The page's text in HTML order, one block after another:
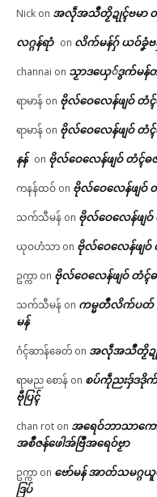
Nick on အလဵုအသဳတၟိဍုၚ်ဗမာ တိုန်
လဂ္ဂန်ရာံ on လိက်မန်ဂှ် ယဝ်ခၞံဗ
channai on သၟာဒယှေ်ဒွက်မန်
ရာမာန် on ဗိုလ်ဝေလေန်ဖျဝ် တံ
ရာမာန် on ဗိုလ်ဝေလေန်ဖျဝ် တံ
နန် on ဗိုလ်ဝေလေန်ဖျဝ် တံၚ်
ကနန်ထဝ် on ဗိုလ်ဝေလေန်ဖျ
သက်သီမန် on ဗိုလ်ဝေလေန်ဖျ
ယုဝဟံသာ on ဗိုလ်ဝေလေန်ဖျ
ဥက္ကာ on ဗိုလ်ဝေလေန်ဖျဝ် တံ
သက်သီမန် on ကမ္မတဳလိက်ပတ်
မန်
ဂံၚ်ဆာန်ခေတ် on အလဵုအသဳတၟိဍုၚ်ဗ
ရာမည စောန် on စပ်ကဵုညးဒှ်ဒဒို
ဗီုပြၚ်
chan rot on အရေဝ်ဘာသာက
အစဳဇန်ဖေါအ်ဗြဳအရေဝ်ဗၟာ
ဥက္ကာ on ဗော်မန် အာတ်သမဂ္ဂ
ဒြပ်